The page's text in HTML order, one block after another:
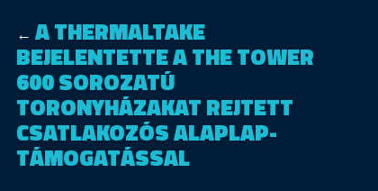
← A THERMALTAKE
BEJELENTETTE A THE TOWER
600 SOROZATÚ
TORONYHÁZAKAT REJTETT
CSATLAKOZÓS ALAPLAP-
TÁMOGATÁSSAL